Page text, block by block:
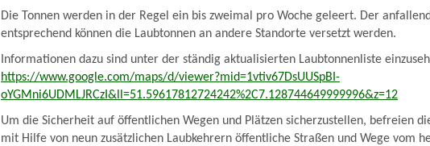
Die Tonnen werden in der Regel ein bis zweimal pro Woche geleert. Der
entsprechend können die Laubtonnen an andere Standorte versetzt werden.
Informationen dazu sind unter der ständig aktualisierten Laubtonnenliste
https://www.google.com/maps/d/viewer?mid=1vtiv67DsUUSpBI-
oYGMni6UDMLJRCzI&ll=51.59617812724242%2C7.128744649999996&z=12
Um die Sicherheit auf öffentlichen Wegen und Plätzen sicherzustellen, befreien
mit Hilfe von neun zusätzlichen Laubkehrern öffentliche Straßen und Wege vom